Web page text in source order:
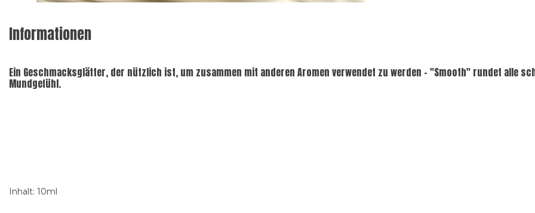
Informationen
Ein Geschmacksglätter, der nützlich ist, um zusammen mit anderen Aromen verwendet zu werden - "Smooth" rundet alle
Mundgefühl.
Inhalt: 10ml